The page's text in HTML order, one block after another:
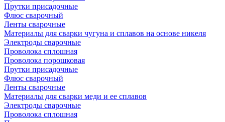
Прутки присадочные
Флюс сварочный
Ленты сварочные
Материалы для сварки чугуна и сплавов на основе никеля
Электроды сварочные
Проволока сплошная
Проволока порошковая
Прутки присадочные
Флюс сварочный
Ленты сварочные
Материалы для сварки меди и ее сплавов
Электроды сварочные
Проволока сплошная